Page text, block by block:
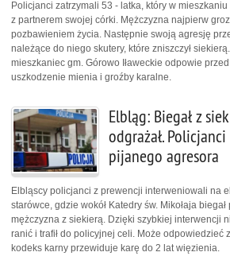
Policjanci zatrzymali 53 - latka, który w mieszkaniu
z partnerem swojej córki. Mężczyzna najpierw
pozbawieniem życia. Następnie swoją agresję
należące do niego skutery, które zniszczył
mieszkaniec gm. Górowo Iławeckie odpowie
uszkodzenie mienia i groźby karalne.
Elbląg: Biegał z
odgrażał.
pijanego agresora
Elbląscy policjanci z prewencji interweniowali na
starówce, gdzie wokół Katedry św. Mikołaja biegał
mężczyzna z siekierą. Dzięki szybkiej interwencji
ranić i trafił do policyjnej celi. Może odpowiedzieć
kodeks karny przewiduje karę do 2 lat więzienia.